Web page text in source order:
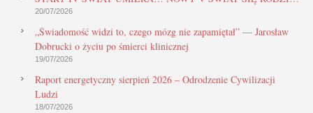
20/07/2026
„Świadomość widzi to, czego mózg nie zapamiętał” — Jarosław
Dobrucki o życiu po śmierci klinicznej
19/07/2026
Raport energetyczny sierpień 2026 – Odrodzenie Cywilizacji
Ludzi
18/07/2026